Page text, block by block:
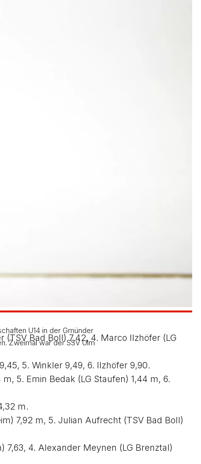
U14 in der Gmünder
Zweimal war der SSV Ulm
Clubkamerad Cedric Reich mit neuer
erstes 50-m-Hürdenrennen sicherte er
kam ihm mit seinen 8,70 m niemand zu
Toni König (LSG Aalen, 7,57). Auch im
4,40 m) vorne lag. Mit 4,38 m
überraschend mit neuer Bestzeit von
Meisterin hielt sich jedoch schadlos mit
mit 9,88 m.
Weite erzielte und auch mit dem
von Leona. Dafür drehte die Blausteinerin
auch den Pokal für die
hatte, schraubte sich nun im Hochsprung
(TSV Bad Boll) 7,42, 4. Marco Ilzhöfer (LG
5. Winkler 9,49, 6. Ilzhöfer 9,90.
5. Emin Bedak (LG Staufen) 1,44 m, 6.
m.
7,92 m, 5. Julian Aufrecht (TSV Bad Boll)
7,63, 4. Alexander Meynen (LG Brenztal)